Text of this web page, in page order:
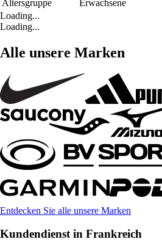
Altersgruppe
Erwachsene
Loading...
Loading...
Alle unsere Marken
Entdecken Sie alle unsere Marken
Kundendienst in Frankreich